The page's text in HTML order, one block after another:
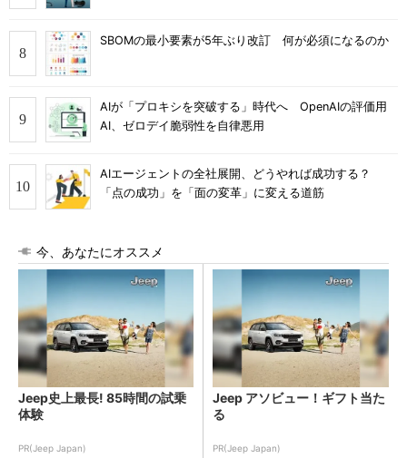
SBOMの最小要素が5年ぶり改訂 何が必須になるのか
AIが「プロキシを突破する」時代へ OpenAIの評価用
AI、ゼロデイ脆弱性を自律悪用
AIエージェントの全社展開、どうやれば成功する？
「点の成功」を「面の変革」に変える道筋
今、あなたにオススメ
Jeep史上最長! 85時間の試乗
体験
PR(Jeep Japan)
Jeep アソビュー！ギフト当た
る
PR(Jeep Japan)